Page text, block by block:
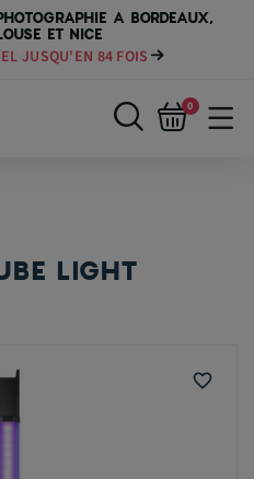
A BORDEAUX,
ET NICE
JUSQU'EN 84 FOIS
0
LIGHT
favorite_border